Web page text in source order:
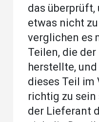
das überprüft,
etwas nicht
verglichen es
Teilen, die
herstellte,
dieses Teil im
richtig zu sein
der Lieferant